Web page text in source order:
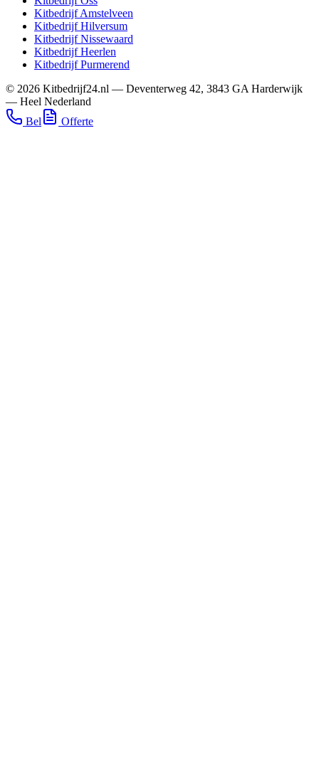
KitbedrijfAmstelveen
KitbedrijfHilversum
KitbedrijfNissewaard
KitbedrijfHeerlen
KitbedrijfPurmerend
© 2026 Kitbedrijf24.nl — Deventerweg 42, 3843 GA Harderwijk
— Heel Nederland
Bel
Offerte